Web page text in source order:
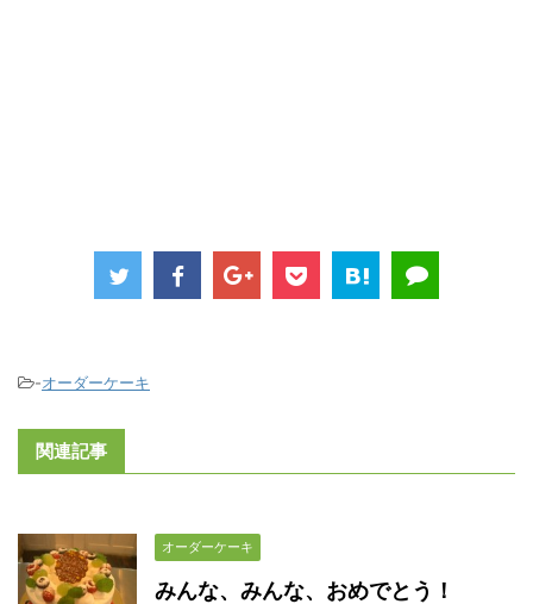
-オーダーケーキ
関連記事
オーダーケーキ
みんな、みんな、おめでとう！